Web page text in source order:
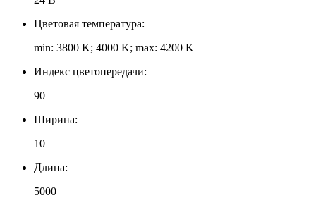
Цветовая температура:
min: 3800 K; 4000 K; max: 4200 K
Индекс цветопередачи:
90
Ширина:
10
Длина:
5000